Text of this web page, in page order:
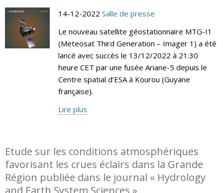
14-12-2022 Salle de presse
Le nouveau satellite géostationnaire MTG-I1
(Meteosat Third Generation – Imager 1) a été
lancé avec succès le 13/12/2022 à 21:30
heure CET par une fusée Ariane-5 depuis le
Centre spatial d’ESA à Kourou (Guyane
française).
Lire plus
Etude sur les conditions atmosphériques
favorisant les crues éclairs dans la Grande
Région publiée dans le journal « Hydrology
and Earth System Sciences »